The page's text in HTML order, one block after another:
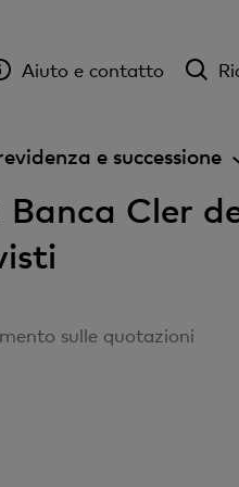
Aiuto e contatto
e successione
Cler
sulle quotazioni